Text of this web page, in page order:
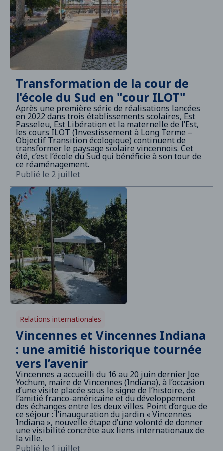
Transformation de la cour de
l'école du Sud en "cour ILOT"
Après une première série de réalisations lancées
en 2022 dans trois établissements scolaires, Est
Passeleu, Est Libération et la maternelle de l’Est,
les cours ILOT (Investissement à Long Terme –
Objectif Transition écologique) continuent de
transformer le paysage scolaire vincennois. Cet
été, c’est l’école du Sud qui bénéficie à son tour de
ce réaménagement.
Publié le 2 juillet
Relations internationales
Vincennes et Vincennes Indiana
: une amitié historique tournée
vers l’avenir
Vincennes a accueilli du 16 au 20 juin dernier Joe
Yochum, maire de Vincennes (Indiana), à l’occasion
d’une visite placée sous le signe de l’histoire, de
l’amitié franco-américaine et du développement
des échanges entre les deux villes. Point d’orgue de
ce séjour : l’inauguration du jardin « Vincennes
Indiana », nouvelle étape d’une volonté de donner
une visibilité concrète aux liens internationaux de
la ville.
Publié le 1 juillet